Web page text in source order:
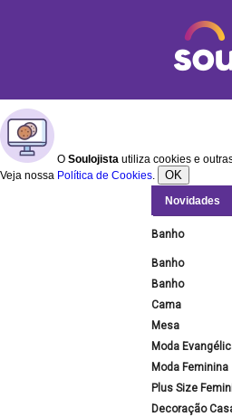
O Soulojista utiliza cookies e
Veja nossa Política de Cookies. OK
Novidades
Banho
Banho
Banho
Cama
Mesa
Moda
Moda Feminina
Plus Size
Decoração